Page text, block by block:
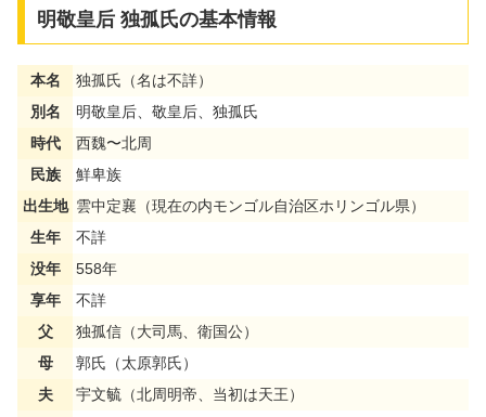
明敬皇后 独孤氏の基本情報
本名
独孤氏（名は不詳）
別名
明敬皇后、敬皇后、独孤氏
時代
西魏〜北周
民族
鮮卑族
出生地 雲中定襄（現在の内モンゴル自治区ホリンゴル県）
生年
不詳
没年
558年
享年
不詳
父
独孤信（大司馬、衛国公）
母
郭氏（太原郭氏）
夫
宇文毓（北周明帝、当初は天王）